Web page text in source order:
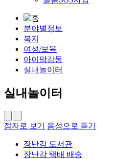
분야별정보
복지
여성/보육
아이맘강동
실내놀이터
실내놀이터
점자로 보기 음성으로 듣기
장난감 도서관
장난감 택배 배송